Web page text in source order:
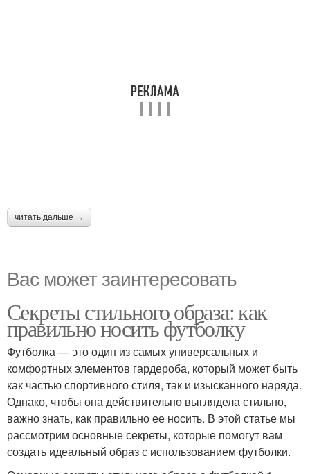
читать дальше →
Вас может заинтересовать
Секреты стильного образа: как
правильно носить футболку
Футболка — это один из самых универсальных и
комфортных элементов гардероба, который может быть
как частью спортивного стиля, так и изысканного наряда.
Однако, чтобы она действительно выглядела стильно,
важно знать, как правильно ее носить. В этой статье мы
рассмотрим основные секреты, которые помогут вам
создать идеальный образ с использованием футболки.